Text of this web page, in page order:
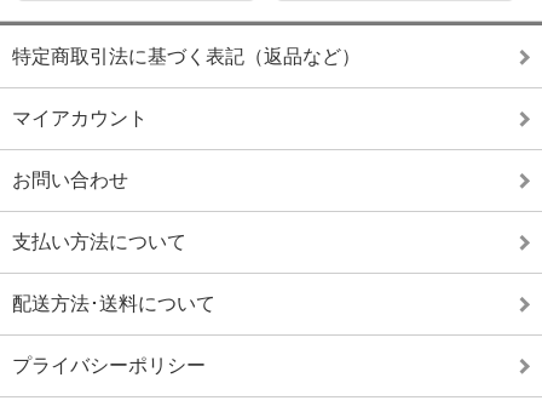
特定商取引法に基づく表記（返品など）
マイアカウント
お問い合わせ
支払い方法について
配送方法･送料について
プライバシーポリシー